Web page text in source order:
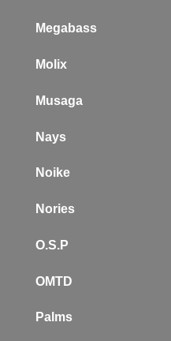
Megabass
Molix
Musaga
Nays
Noike
Nories
O.S.P
OMTD
Palms